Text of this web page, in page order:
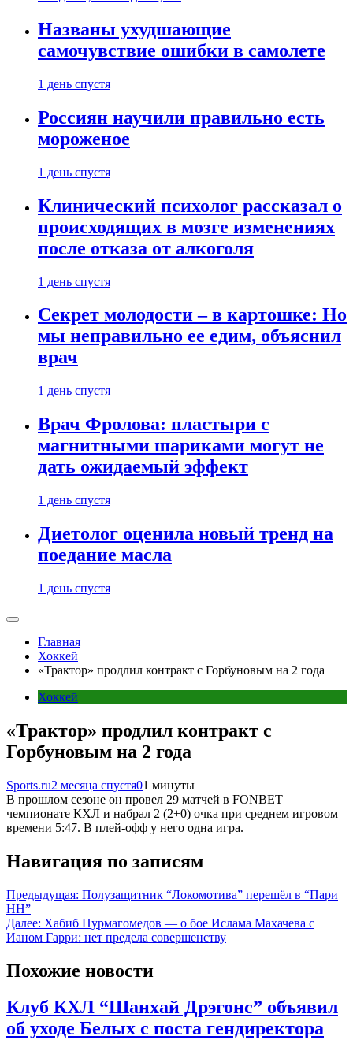
Названы ухудшающие
самочувствие ошибки в самолете
1 день спустя
Россиян научили правильно есть
мороженое
1 день спустя
Клинический психолог рассказал о
происходящих в мозге изменениях
после отказа от алкоголя
1 день спустя
Секрет молодости – в картошке: Но
мы неправильно ее едим, объяснил
врач
1 день спустя
Врач Фролова: пластыри с
магнитными шариками могут не
дать ожидаемый эффект
1 день спустя
Диетолог оценила новый тренд на
поедание масла
1 день спустя
Главная
Хоккей
«Трактор» продлил контракт с Горбуновым на 2 года
Хоккей
«Трактор» продлил контракт с
Горбуновым на 2 года
Sports.ru2 месяца спустя01 минуты
В прошлом сезоне он провел 29 матчей в FONBET
чемпионате КХЛ и набрал 2 (2+0) очка при среднем игровом
времени 5:47. В плей-офф у него одна игра.
Навигация по записям
Предыдущая: Полузащитник “Локомотива” перешёл в “Пари
НН”
Далее: Хабиб Нурмагомедов — о бое Ислама Махачева с
Ианом Гарри: нет предела совершенству
Похожие новости
Клуб КХЛ “Шанхай Дрэгонс” объявил
об уходе Белых с поста гендиректора